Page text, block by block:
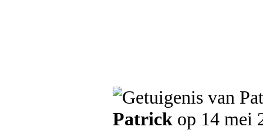
Patrick op 14 mei